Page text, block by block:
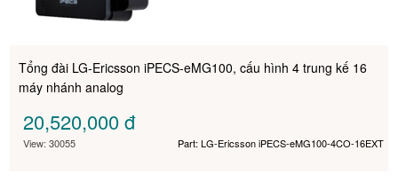
Tổng đài LG-Ericsson iPECS-eMG100, cấu hình 4 trung kế 16
máy nhánh analog
20,520,000đ
View: 30055 Part: LG-Ericsson iPECS-eMG100-4CO-16EXT